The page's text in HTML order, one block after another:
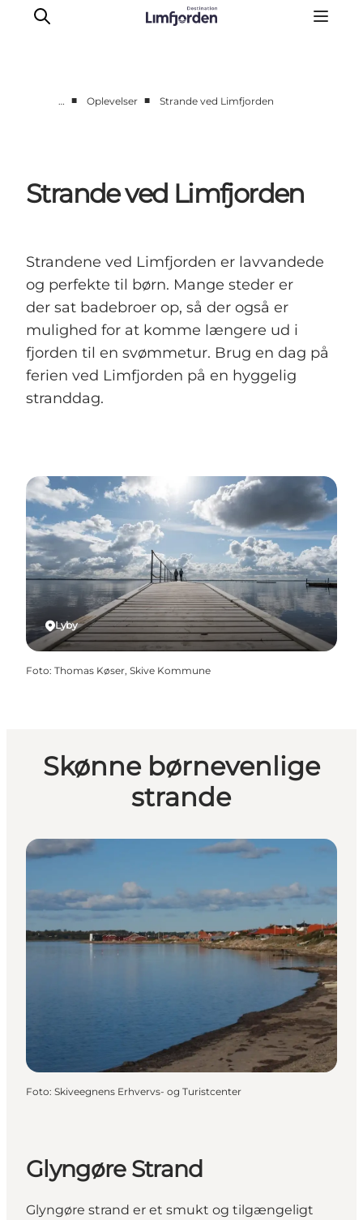
Smagsoplevelser
Autocamperferie
Overnatning
Den store guide
… ■ Oplevelser ■ Strande ved Limfjorden
Strande ved Limfjorden
Strandene ved Limfjorden er lavvandede
og perfekte til børn. Mange steder er
der sat badebroer op, så der også er
mulighed for at komme længere ud i
fjorden til en svømmetur. Brug en dag på
ferien ved Limfjorden på en hyggelig
stranddag.
Lyby
Foto: Thomas Køser, Skive Kommune
Skønne børnevenlige
strande
Foto: Skiveegnens Erhvervs- og Turistcenter
Glyngøre Strand
Glyngøre strand er et smukt og tilgængeligt